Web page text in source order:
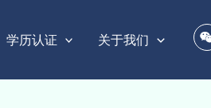
学历认证 关于我们